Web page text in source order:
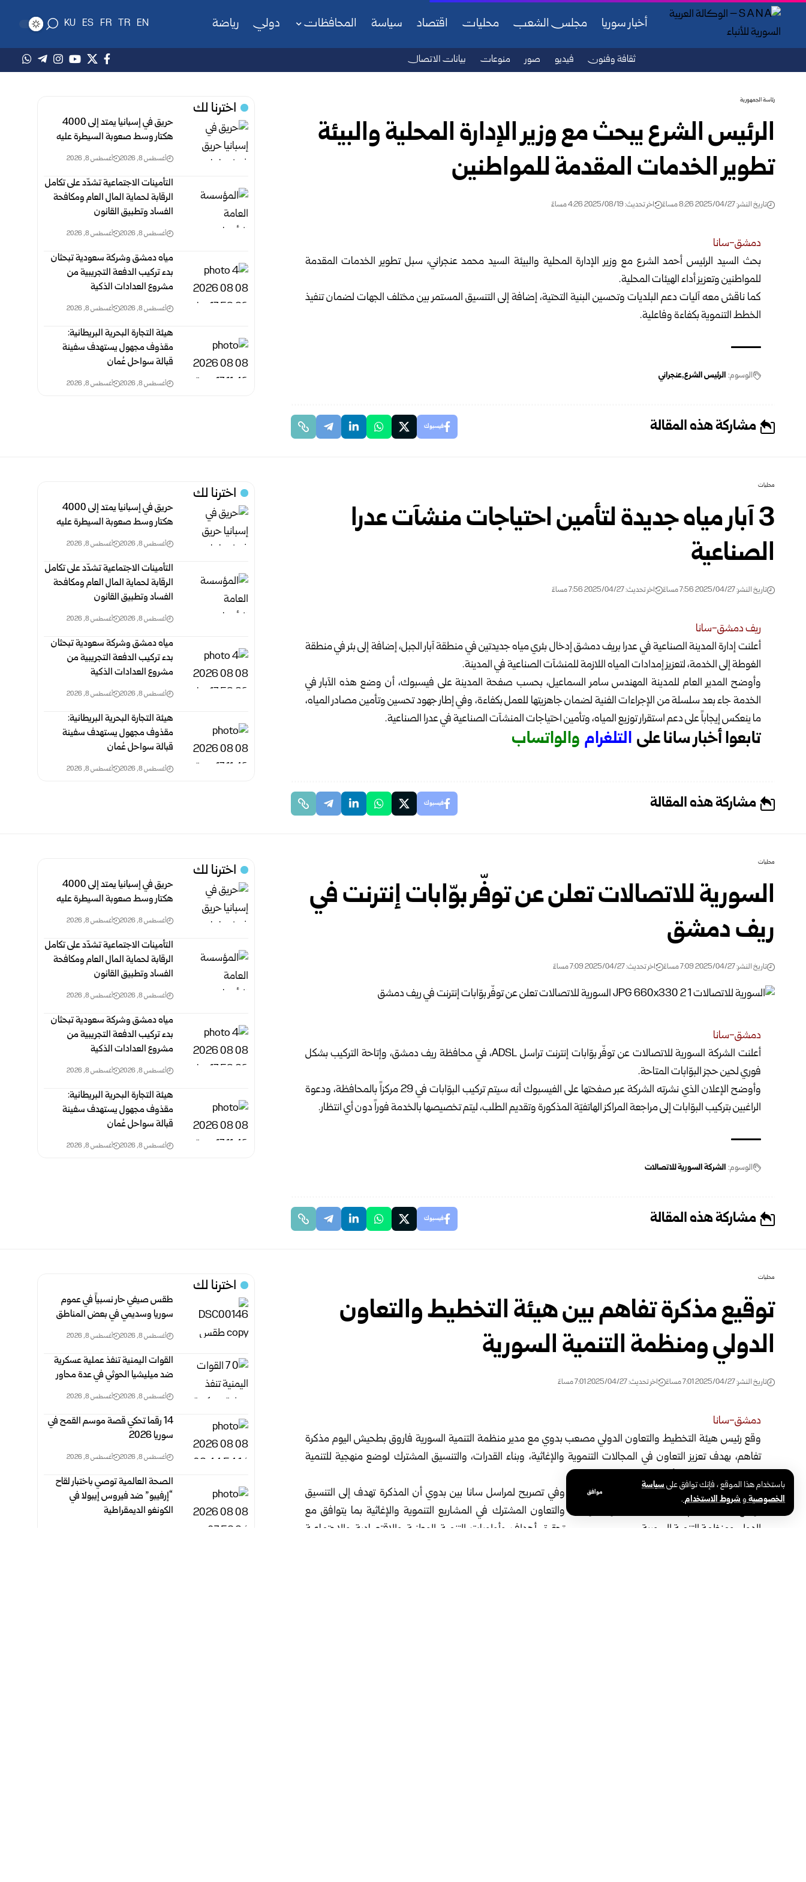
باستخدام هذا الموقع ، فإنك توافق علىسياسة
الخصوصيةوشروط الاستخدام.
موافق
أخبار سوريا مجلس الشعب محليات اقتصاد سياسة المحافظات دولي رياضة EN
TR
FR
ES
KU
ثقافة وفنون فيديو صور منوعات بيانات الاتصال
رئاسة الجمهورية
الرئيس الشرع يبحث مع وزير الإدارة المحلية والبيئة
تطوير الخدمات المقدمة للمواطنين
تاريخ النشر: 2025/04/27 8:26 مساءً اخر تحديث: 2025/08/19 4:26 مساءً
دمشق-سانا
بحث السيد الرئيس أحمد الشرع مع وزير الإدارة المحلية والبيئة السيد محمد عنجراني، سبل تطوير الخدمات المقدمة
للمواطنين وتعزيز أداء الهيئات المحلية.
كما ناقش معه آليات دعم البلديات وتحسين البنية التحتية، إضافة إلى التنسيق المستمر بين مختلف الجهات لضمان تنفيذ
الخطط التنموية بكفاءة وفاعلية.
الوسوم: الرئيس الشرع عنجراني
مشاركة هذه المقالة فيسبوك
اخترنا لك
حريق في إسبانيا يمتد إلى 4000
هكتار وسط صعوبة السيطرة عليه
أغسطس 8, 2026 أغسطس 8, 2026
التأمينات الاجتماعية تشدّد على تكامل
الرقابة لحماية المال العام ومكافحة
‏الفساد وتطبيق القانون
أغسطس 8, 2026 أغسطس 8, 2026
مياه دمشق وشركة سعودية تبحثان
بدء تركيب الدفعة التجريبية من
مشروع ‌‏العدادات الذكية ‏
أغسطس 8, 2026 أغسطس 8, 2026
هيئة التجارة البحرية البريطانية:
مقذوف مجهول يستهدف سفينة
قبالة سواحل عُمان
أغسطس 8, 2026 أغسطس 8, 2026
محليات
3 آبار مياه جديدة لتأمين احتياجات منشآت عدرا
الصناعية
تاريخ النشر: 2025/04/27 7:56 مساءً اخر تحديث: 2025/04/27 7:56 مساءً
ريف دمشق-سانا
أعلنت إدارة المدينة الصناعية في عدرا بريف دمشق إدخال بئري مياه جديدتين في منطقة آبار الجبل، إضافة إلى بئر في منطقة
الغوطة إلى الخدمة، لتعزيز إمدادات المياه اللازمة للمنشآت الصناعية في المدينة.
وأوضح المدير العام للمدينة المهندس سامر السماعيل، بحسب صفحة المدينة على فيسبوك، أن وضع هذه الآبار في
الخدمة جاء بعد سلسلة من الإجراءات الفنية لضمان جاهزيتها للعمل بكفاءة، وفي إطار جهود تحسين وتأمين مصادر المياه،
ما ينعكس إيجاباً على دعم استقرار توزيع المياه، وتأمين احتياجات المنشآت الصناعية في عدرا الصناعية.
تابعوا أخبار سانا على التلغرام والواتساب
مشاركة هذه المقالة فيسبوك
اخترنا لك
حريق في إسبانيا يمتد إلى 4000
هكتار وسط صعوبة السيطرة عليه
أغسطس 8, 2026 أغسطس 8, 2026
التأمينات الاجتماعية تشدّد على تكامل
الرقابة لحماية المال العام ومكافحة
‏الفساد وتطبيق القانون
أغسطس 8, 2026 أغسطس 8, 2026
مياه دمشق وشركة سعودية تبحثان
بدء تركيب الدفعة التجريبية من
مشروع ‌‏العدادات الذكية ‏
أغسطس 8, 2026 أغسطس 8, 2026
هيئة التجارة البحرية البريطانية:
مقذوف مجهول يستهدف سفينة
قبالة سواحل عُمان
أغسطس 8, 2026 أغسطس 8, 2026
محليات
السورية للاتصالات تعلن عن توفّر بوّابات إنترنت في
ريف دمشق
تاريخ النشر: 2025/04/27 7:09 مساءً اخر تحديث: 2025/04/27 7:09 مساءً
دمشق-سانا
أعلنت الشركة السورية للاتصالات عن توفّر بوّابات إنترنت تراسل ADSL، في محافظة ريف دمشق،
وإتاحة التركيب بشكل
فوري لحين حجز البوّابات المتاحة.
وأوضح الإعلان الذي نشرته الشركة عبر صفحتها على الفيسبوك أنه سيتم تركيب البوّابات في 29 مركزاً بالمحافظة، ودعوة
الراغبين بتركيب البوّابات إلى مراجعة المراكز الهاتفيّة المذكورة وتقديم الطلب، ليتم تخصيصها بالخدمة فوراً دون أي انتظار.
الوسوم: الشركة السورية للاتصالات
مشاركة هذه المقالة فيسبوك
اخترنا لك
حريق في إسبانيا يمتد إلى 4000
هكتار وسط صعوبة السيطرة عليه
أغسطس 8, 2026 أغسطس 8, 2026
التأمينات الاجتماعية تشدّد على تكامل
الرقابة لحماية المال العام ومكافحة
‏الفساد وتطبيق القانون
أغسطس 8, 2026 أغسطس 8, 2026
مياه دمشق وشركة سعودية تبحثان
بدء تركيب الدفعة التجريبية من
مشروع ‌‏العدادات الذكية ‏
أغسطس 8, 2026 أغسطس 8, 2026
هيئة التجارة البحرية البريطانية:
مقذوف مجهول يستهدف سفينة
قبالة سواحل عُمان
أغسطس 8, 2026 أغسطس 8, 2026
محليات
توقيع مذكرة تفاهم بين هيئة التخطيط والتعاون
الدولي ومنظمة التنمية السورية
تاريخ النشر: 2025/04/27 7:01 مساءً اخر تحديث: 2025/04/27 7:01 مساءً
دمشق-سانا
وقع رئيس هيئة التخطيط والتعاون الدولي مصعب بدوي مع مدير منظمة التنمية السورية فاروق بطحيش اليوم مذكرة
تفاهم، بهدف تعزيز التعاون في المجالات التنموية والإغاثية، وبناء القدرات، والتنسيق المشترك لوضع منهجية للتنمية
وفي تصريح لمراسل سانا بين بدوي أن المذكرة تهدف إلى التنسيق
والتعاون المشترك في المشاريع التنموية والإغاثية بما يتوافق مع
تحقيق أهداف وأولويات التنمية الوطنية والاقتصادية والاجتماعية
اخترنا لك
طقس صيفي حار نسبياً في عموم
سوريا وسديمي في بعض ‏المناطق‎ ‎
أغسطس 8, 2026 أغسطس 8, 2026
القوات اليمنية تنفذ عملية عسكرية
ضد ميليشيا الحوثي في ‏عدة محاور ‏
أغسطس 8, 2026 أغسطس 8, 2026
14 رقما تحكي قصة موسم القمح في
سوريا 2026
أغسطس 8, 2026 أغسطس 8, 2026
الصحة العالمية توصي باختبار لقاح
“إرفيبو” ضد فيروس إيبولا في
الكونغو الديمقراطية